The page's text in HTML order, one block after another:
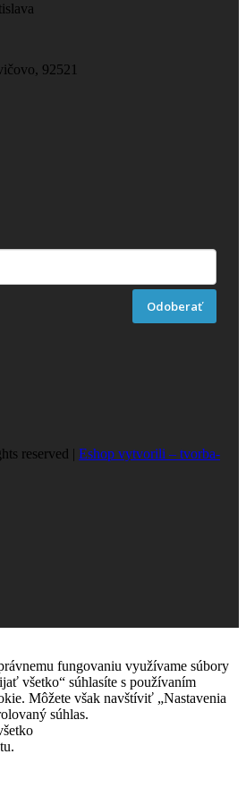
92521
Odoberať
reserved | Eshop vytvorili – tvorba-
fungovaniu využívame súbory
všetko“ súhlasíte s používaním
Môžete však navštíviť „Nastavenia
súhlas.
tu.